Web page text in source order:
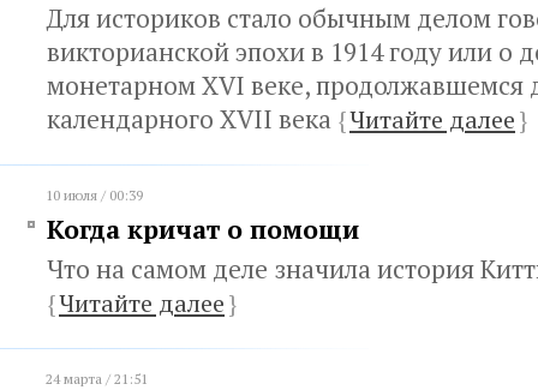
Для историков стало обычным делом
викторианской эпохи в 1914 году или о
монетарном XVI веке, продолжавшемся
календарного XVII века {Читайте далее}
10 июля / 00:39
Когда кричат о помощи
Что на самом деле значила история
{Читайте далее}
24 марта / 21:51